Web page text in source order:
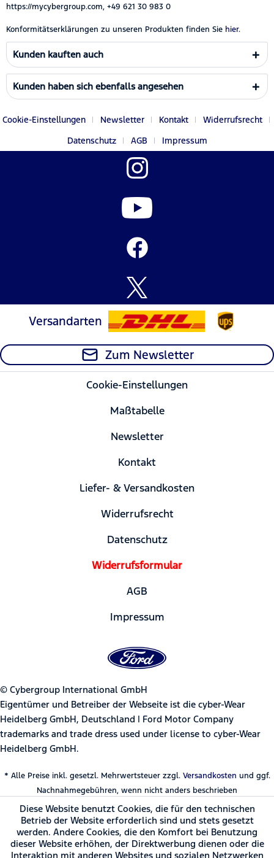
https://mycybergroup.com, +49 621 30 983 0
Konformitätserklärungen zu unseren Produkten finden Sie hier.
Kunden kauften auch
Kunden haben sich ebenfalls angesehen
Cookie-Einstellungen Newsletter Kontakt
Widerrufsrecht
Datenschutz
AGB Impressum
Versandarten
Zum Newsletter
Cookie-Einstellungen
Maßtabelle
Newsletter
Kontakt
Liefer- & Versandkosten
Widerrufsrecht
Datenschutz
Widerrufsformular
AGB
Impressum
© Cybergroup International GmbH
Eigentümer und Betreiber der Webseite ist die cyber-Wear
Heidelberg GmbH, Deutschland | Ford Motor Company
trademarks and trade dress used under license to cyber-Wear
Heidelberg GmbH.
* Alle Preise inkl. gesetzl. Mehrwertsteuer zzgl. Versandkosten und ggf.
Nachnahmegebühren, wenn nicht anders beschrieben
Diese Website benutzt Cookies, die für den technischen
Betrieb der Website erforderlich sind und stets gesetzt
werden. Andere Cookies, die den Komfort bei Benutzung
dieser Website erhöhen, der Direktwerbung dienen oder die
Interaktion mit anderen Websites und sozialen Netzwerken